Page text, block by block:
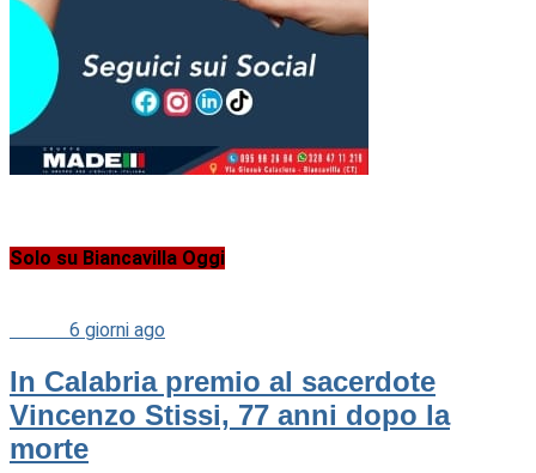
Solo su Biancavilla Oggi
6 giorni ago
In Calabria premio al sacerdote
Vincenzo Stissi, 77 anni dopo la
morte